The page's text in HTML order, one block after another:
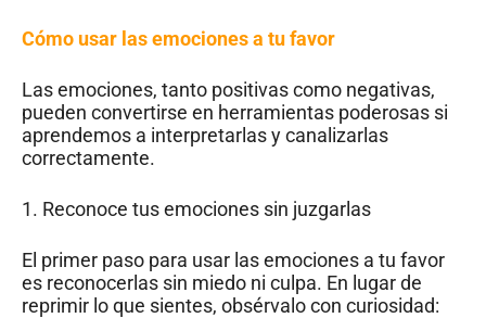
Cómo usar las emociones a tu favor
Las emociones, tanto positivas como negativas,
pueden convertirse en herramientas poderosas si
aprendemos a interpretarlas y canalizarlas
correctamente.
1. Reconoce tus emociones sin juzgarlas
El primer paso para usar las emociones a tu favor
es reconocerlas sin miedo ni culpa. En lugar de
reprimir lo que sientes, obsérvalo con curiosidad: